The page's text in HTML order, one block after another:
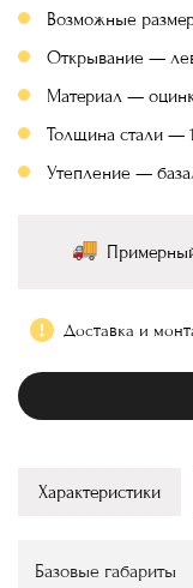
Возможные
Открывание —
Материал —
Толщина стали —
Утепление —
Доставка и
Характеристики
Базовые габариты